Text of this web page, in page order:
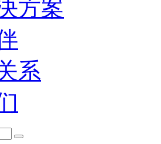
方案
系